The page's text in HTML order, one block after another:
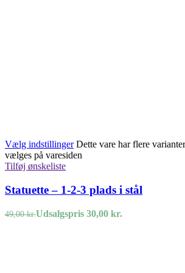
Vælg indstillinger Dette vare har flere
vælges på varesiden
Tilføj ønskeliste
Statuette – 1-2-3 plads i stål
49,00kr.Udsalgspris 30,00 kr.